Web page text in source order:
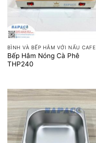
BÌNH VÀ BẾP HÂM VỚI NẤU CAFE
Bếp Hâm Nóng Cà Phê
THP240